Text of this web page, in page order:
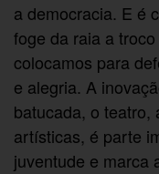
a democracia. E é
foge da raia a
colocamos para
e alegria. A
batucada, o teatro,
artísticas, é parte
juventude e marca